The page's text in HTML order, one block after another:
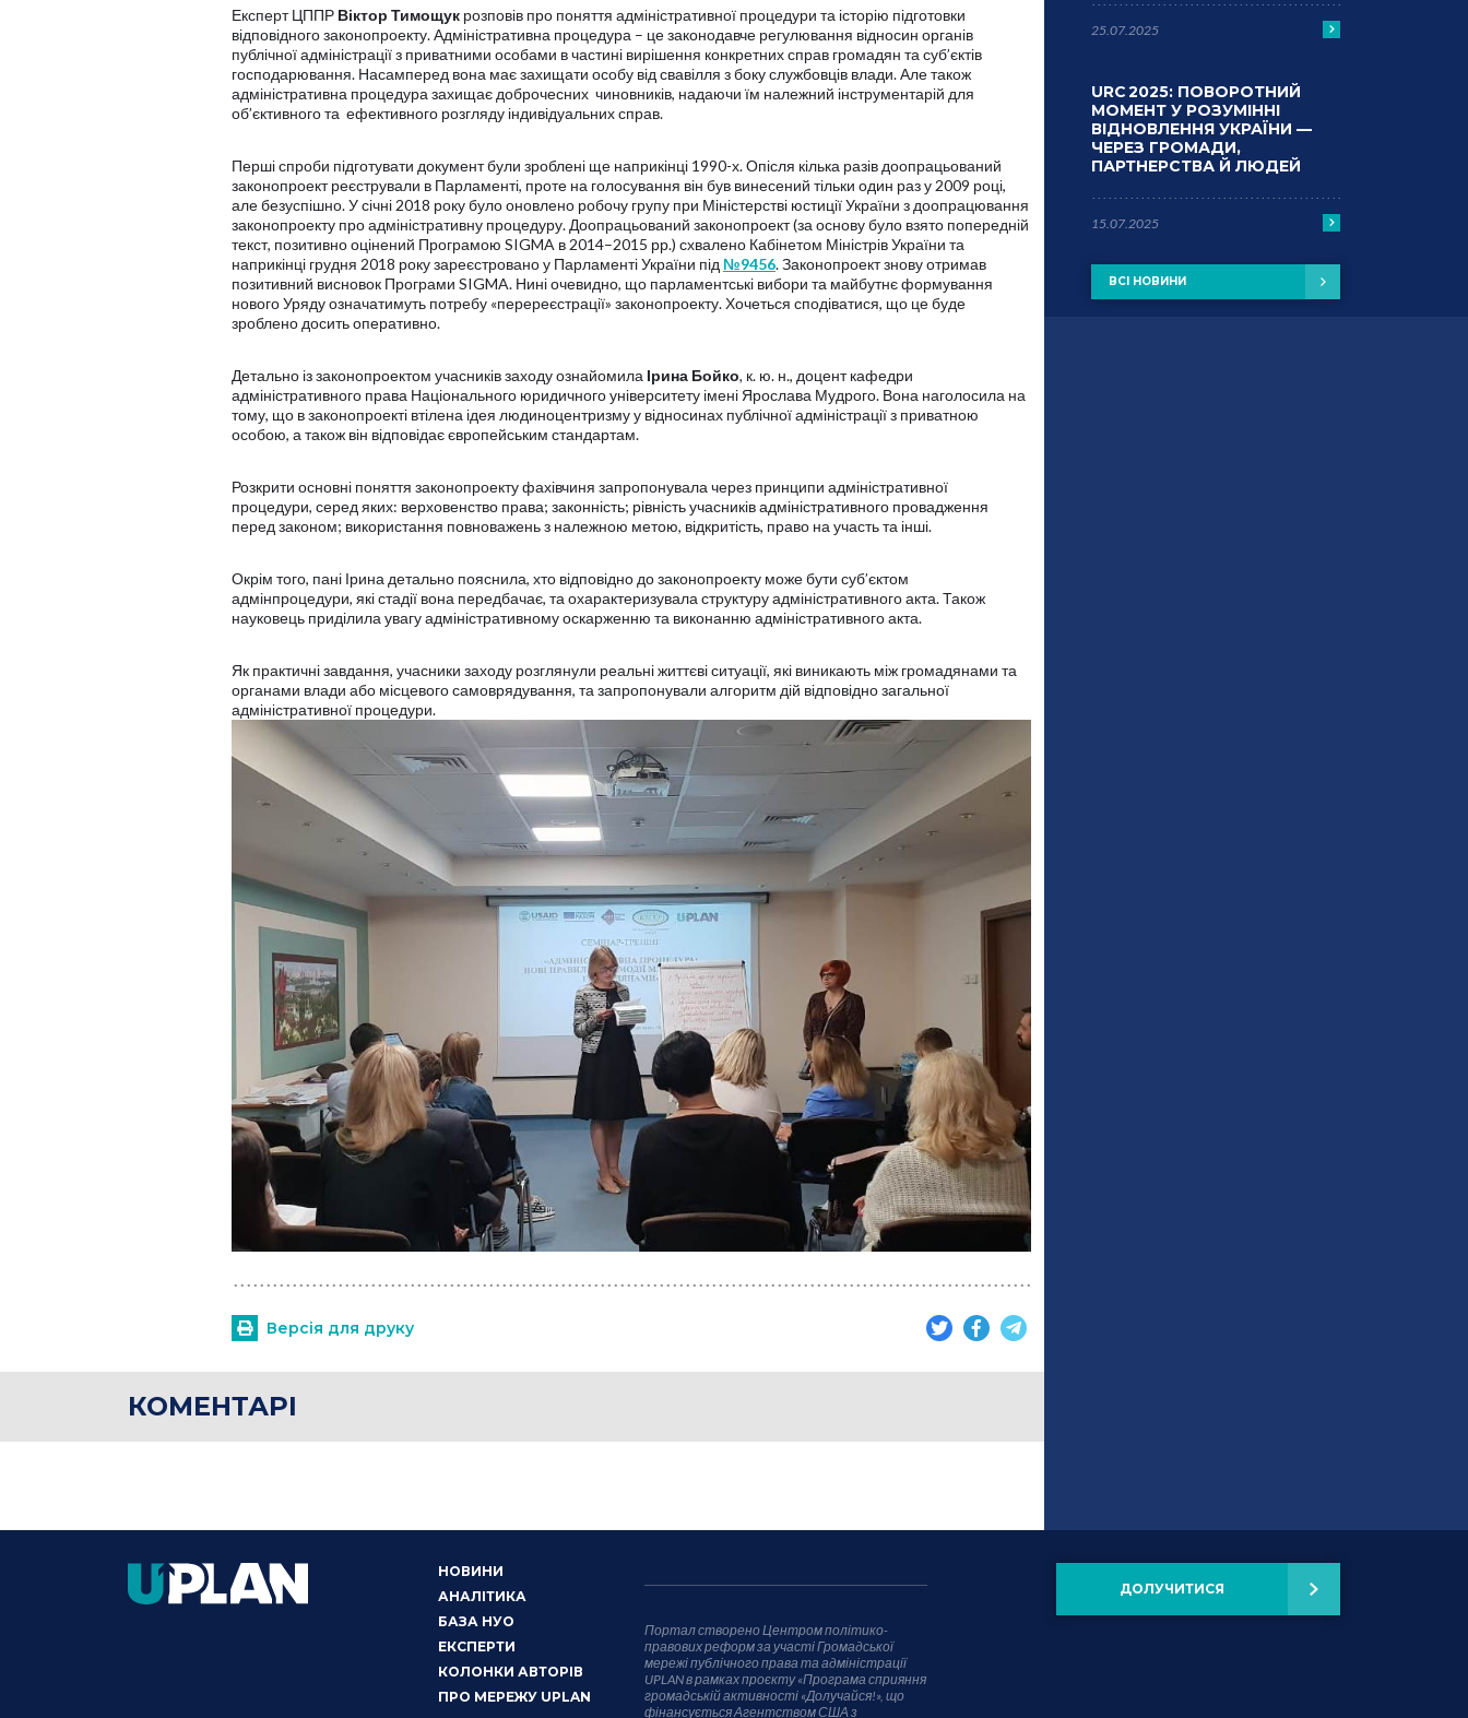
Експерт ЦППР Віктор Тимощук розповів про поняття адміністративної процедури та історію підготовки
відповідного законопроекту. Адміністративна процедура – це законодавче регулювання відносин органів
публічної адміністрації з приватними особами в частині вирішення конкретних справ громадян та суб’єктів
господарювання. Насамперед вона має захищати особу від свавілля з боку службовців влади. Але також
адміністративна процедура захищає доброчесних чиновників, надаючи їм належний інструментарій для
об’єктивного та ефективного розгляду індивідуальних справ.
Перші спроби підготувати документ були зроблені ще наприкінці 1990-х. Опісля кілька разів доопрацьований
законопроект реєстрували в Парламенті, проте на голосування він був винесений тільки один раз у 2009 році,
але безуспішно. У січні 2018 року було оновлено робочу групу при Міністерстві юстиції України з доопрацювання
законопроекту про адміністративну процедуру. Доопрацьований законопроект (за основу було взято попередній
текст, позитивно оцінений Програмою SIGMA в 2014–2015 рр.) схвалено Кабінетом Міністрів України та
наприкінці грудня 2018 року зареєстровано у Парламенті України під №9456. Законопроект знову отримав
позитивний висновок Програми SIGMA. Нині очевидно, що парламентські вибори та майбутнє формування
нового Уряду означатимуть потребу «перереєстрації» законопроекту. Хочеться сподіватися, що це буде
зроблено досить оперативно.
Детально із законопроектом учасників заходу ознайомила Ірина Бойко, к. ю. н., доцент кафедри
адміністративного права Національного юридичного університету імені Ярослава Мудрого. Вона наголосила на
тому, що в законопроекті втілена ідея людиноцентризму у відносинах публічної адміністрації з приватною
особою, а також він відповідає європейським стандартам.
Розкрити основні поняття законопроекту фахівчиня запропонувала через принципи адміністративної
процедури, серед яких: верховенство права; законність; рівність учасників адміністративного провадження
перед законом; використання повноважень з належною метою, відкритість, право на участь та інші.
Окрім того, пані Ірина детально пояснила, хто відповідно до законопроекту може бути суб’єктом
адмінпроцедури, які стадії вона передбачає, та охарактеризувала структуру адміністративного акта. Також
науковець приділила увагу адміністративному оскарженню та виконанню адміністративного акта.
Як практичні завдання, учасники заходу розглянули реальні життєві ситуації, які виникають між громадянами та
органами влади або місцевого самоврядування, та запропонували алгоритм дій відповідно загальної
адміністративної процедури.
Версія для друку
КОМЕНТАРІ
25.07.2025
URC 2025: ПОВОРОТНИЙ
МОМЕНТ У РОЗУМІННІ
ВІДНОВЛЕННЯ УКРАЇНИ —
ЧЕРЕЗ ГРОМАДИ,
ПАРТНЕРСТВА Й ЛЮДЕЙ
15.07.2025
ВСІ НОВИНИ
НОВИНИ
АНАЛІТИКА
БАЗА НУО
ЕКСПЕРТИ
КОЛОНКИ АВТОРІВ
ПРО МЕРЕЖУ UPLAN
Портал створено Центром політико-
правових реформ за участі Громадської
мережі публічного права та адміністрації
UPLAN в рамках проєкту «Програма сприяння
громадській активності «Долучайся!», що
фінансується Агентством США з
ДОЛУЧИТИСЯ